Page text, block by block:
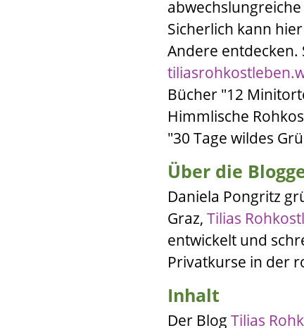
Sicherlich kann
Andere entdecken.
Bücher "12
Himmlische
"30 Tage wildes
Über die
Daniela Pongritz
Graz, Tilias
entwickelt und
Privatkurse in der
Inhalt
Der Blog Tilias